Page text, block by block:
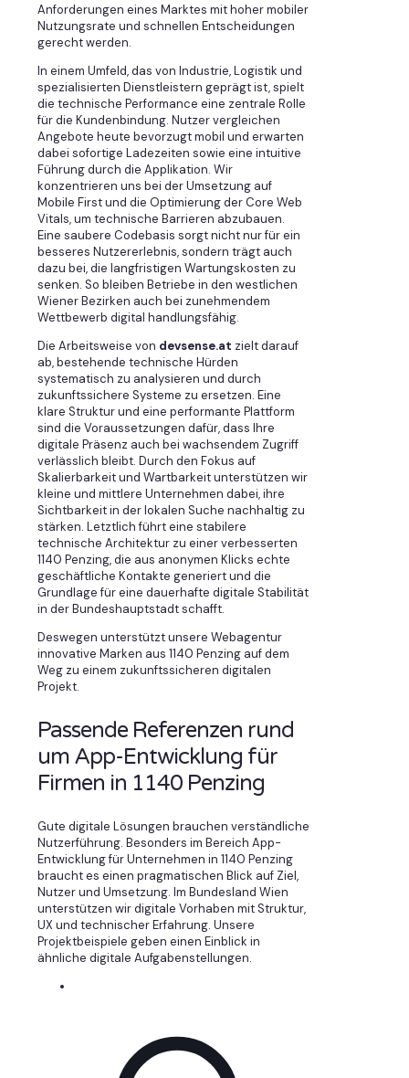
Anforderungen eines Marktes mit hoher mobiler
Nutzungsrate und schnellen Entscheidungen
gerecht werden.
In einem Umfeld, das von Industrie, Logistik und
spezialisierten Dienstleistern geprägt ist, spielt
die technische Performance eine zentrale Rolle
für die Kundenbindung. Nutzer vergleichen
Angebote heute bevorzugt mobil und erwarten
dabei sofortige Ladezeiten sowie eine intuitive
Führung durch die Applikation. Wir
konzentrieren uns bei der Umsetzung auf
Mobile First und die Optimierung der Core Web
Vitals, um technische Barrieren abzubauen.
Eine saubere Codebasis sorgt nicht nur für ein
besseres Nutzererlebnis, sondern trägt auch
dazu bei, die langfristigen Wartungskosten zu
senken. So bleiben Betriebe in den westlichen
Wiener Bezirken auch bei zunehmendem
Wettbewerb digital handlungsfähig.
Die Arbeitsweise von devsense.at zielt darauf
ab, bestehende technische Hürden
systematisch zu analysieren und durch
zukunftssichere Systeme zu ersetzen. Eine
klare Struktur und eine performante Plattform
sind die Voraussetzungen dafür, dass Ihre
digitale Präsenz auch bei wachsendem Zugriff
verlässlich bleibt. Durch den Fokus auf
Skalierbarkeit und Wartbarkeit unterstützen wir
kleine und mittlere Unternehmen dabei, ihre
Sichtbarkeit in der lokalen Suche nachhaltig zu
stärken. Letztlich führt eine stabilere
technische Architektur zu einer verbesserten
1140 Penzing, die aus anonymen Klicks echte
geschäftliche Kontakte generiert und die
Grundlage für eine dauerhafte digitale Stabilität
in der Bundeshauptstadt schafft.
Deswegen unterstützt unsere Webagentur
innovative Marken aus 1140 Penzing auf dem
Weg zu einem zukunftssicheren digitalen
Projekt.
Passende Referenzen rund
um App-Entwicklung für
Firmen in 1140 Penzing
Gute digitale Lösungen brauchen verständliche
Nutzerführung. Besonders im Bereich App-
Entwicklung für Unternehmen in 1140 Penzing
braucht es einen pragmatischen Blick auf Ziel,
Nutzer und Umsetzung. Im Bundesland Wien
unterstützen wir digitale Vorhaben mit Struktur,
UX und technischer Erfahrung. Unsere
Projektbeispiele geben einen Einblick in
ähnliche digitale Aufgabenstellungen.